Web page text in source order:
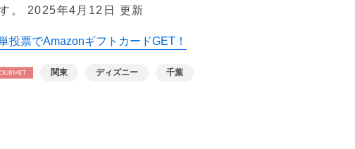
。 2025年4月12日 更新
投票でAmazonギフトカードGET！
関東 ディズニー 千葉